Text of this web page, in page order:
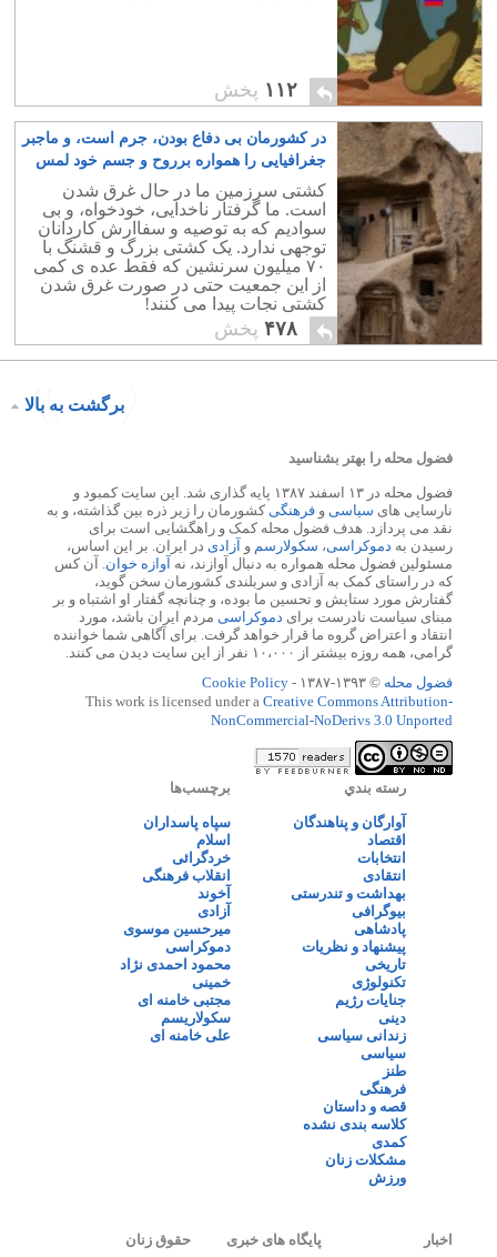
۱۱۲ پخش
در کشورمان بی دفاع بودن، جرم است، و ماجبر
جغرافیایی را همواره برروح و جسم خود لمس
می کنیم
کشتی سرزمین ما در حال غرق شدن
است. ما گرفتار ناخدایی، خودخواه، و بی
سوادیم که به توصیه و سفاارش کاردانان
توجهی ندارد. یک کشتی بزرگ و قشنگ با
۷۰ میلیون سرنشین که فقط عده ی کمی
از این جمعیت حتی در صورت غرق شدن
کشتی نجات پیدا می کنند!
۴۷۸ پخش
برگشت به بالا
فضول محله را بهتر بشناسید
فضول محله در ۱۳ اسفند ۱۳۸۷ پایه گذاری شد. این سایت کمبود و
نارسایی های سیاسی و فرهنگی کشورمان را زیر ذره بین گذاشته، و به
نقد می پردازد. هدف فضول محله کمک و راهگشایی است برای
رسیدن به دموکراسی، سکولارسم و آزادی در ایران. بر این اساس،
مسئولین فضول محله همواره به دنبال آوازند، نه آوازه خوان . آن کس
که در راستای کمک به آزادی و سربلندی کشورمان سخن گوید،
گفتارش مورد ستایش و تحسین ما بوده، و چنانچه گفتار او اشتباه و بر
مبنای سیاست نادرست برای دموکراسی مردم ایران باشد، مورد
انتقاد و اعتراض گروه ما قرار خواهد گرفت. برای آگاهی شما خواننده
گرامی، همه روزه بیشتر از ۱۰،۰۰۰ نفر از این سایت دیدن می کنند.
فضول محله © ۱۳۹۳-۱۳۸۷ -
Cookie Policy
This work is licensed under a Creative Commons Attribution-
NonCommercial-NoDerivs 3.0 Unported
رسته بندي
آوارگان و پناهندگان
اقتصاد
انتخابات
انتقادی
بهداشت و تندرستی
بیوگرافی
پادشاهی
پیشنهاد و نظریات
تاریخی
تکنولوژی
جنایات رژیم
دینی
زندانی سیاسی
سیاسی
طنز
فرهنگی
قصه و داستان
کلاسه بندی نشده
کمدی
مشکلات زنان
ورزش
برچسب‌ها
سپاه پاسداران
اسلام
خردگرائی
انقلاب فرهنگی
آخوند
آزادی
میرحسین موسوی
دموکراسی
محمود احمدی نژاد
خمینی
مجتبی خامنه ای
سکولاریسم
علی خامنه ای
اخبار پایگاه های خبری حقوق زنان